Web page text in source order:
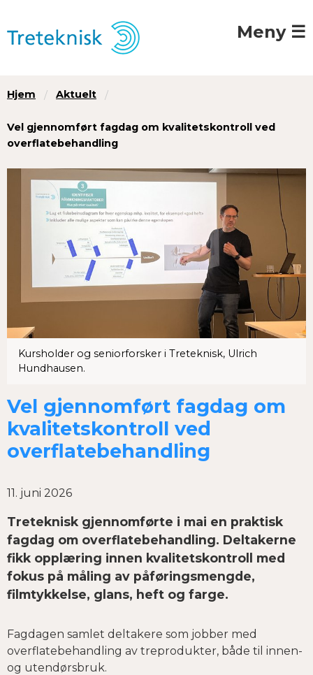
Meny ☰
Hjem Aktuelt
Vel gjennomført fagdag om kvalitets­kontroll ved
overflate­behandling
Kursholder og seniorforsker i Treteknisk, Ulrich
Hundhausen.
Vel gjennomført fagdag om
kvalitets­­kontroll ved
overflate­behandling
11. juni 2026
Treteknisk gjennomførte i mai en praktisk
fagdag om overflate­behandling. Deltakerne
fikk opplæring innen kvalitetskontroll med
fokus på måling av påføringsmengde,
filmtykkelse, glans, heft og farge.
Fagdagen samlet deltakere som jobber med
overflatebehandling av treprodukter, både til innen-
og utendørsbruk.